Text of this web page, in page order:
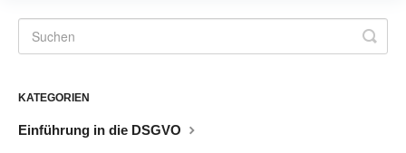
KATEGORIEN
Einführung in die DSGVO